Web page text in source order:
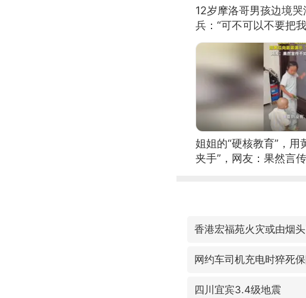
12岁摩洛哥男孩边境
兵：“可不可以不要把
姐姐的“硬核教育”，用
夹手”，网友：果然言
香港宏福苑火灾或由烟
网约车司机充电时猝死
四川宜宾3.4级地震